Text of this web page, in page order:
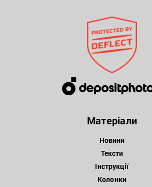
Матеріали
Новини
Тексти
Інструкції
Колонки